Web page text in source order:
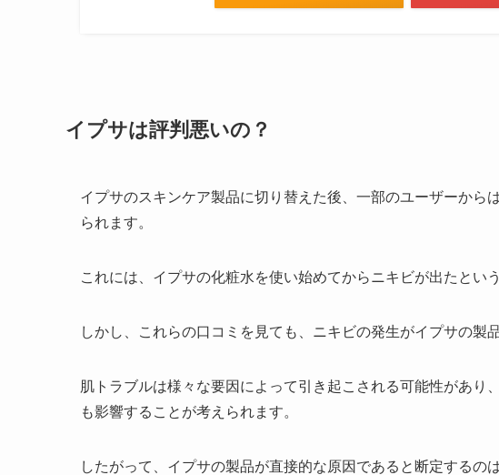
イプサは評判悪いの？
イプサのスキンケア製品に切り替えた後、一部のユーザーから
られます。
これには、イプサの化粧水を使い始めてからニキビが出たとい
しかし、これらの口コミを見ても、ニキビの発生がイプサの製
肌トラブルは様々な要因によって引き起こされる可能性があり
も影響することが考えられます。
したがって、イプサの製品が直接的な原因であると断定するの